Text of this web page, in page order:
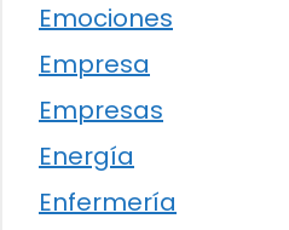
Emociones
Empresa
Empresas
Energía
Enfermería